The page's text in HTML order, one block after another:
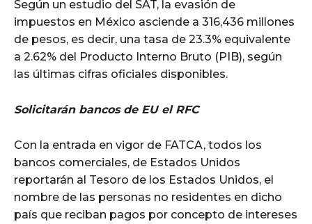
Según un estudio del SAT, la evasión de
impuestos en México asciende a 316,436 millones
de pesos, es decir, una tasa de 23.3% equivalente
a 2.62% del Producto Interno Bruto (PIB), según
las últimas cifras oficiales disponibles.
Solicitarán bancos de EU el RFC
Con la entrada en vigor de FATCA, todos los
bancos comerciales, de Estados Unidos
reportarán al Tesoro de los Estados Unidos, el
nombre de las personas no residentes en dicho
país que reciban pagos por concepto de intereses